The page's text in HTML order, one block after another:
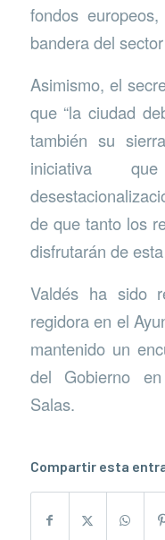
fondos
bandera del
Asimismo, el
que “la ciudad
también su
iniciativa
de que tanto los
disfrutarán de
Valdés ha sido
regidora en el
mantenido un
del Gobierno
Salas.
Compartir esta